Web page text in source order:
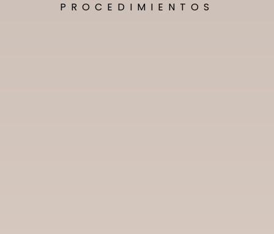
PROCEDIMIENTOS